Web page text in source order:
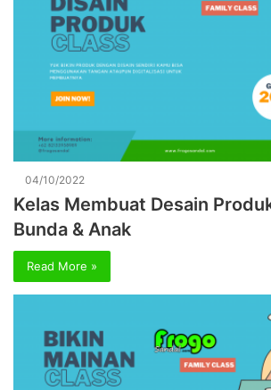
04/10/2022
Kelas Membuat Desain
Bunda & Anak
Read More »